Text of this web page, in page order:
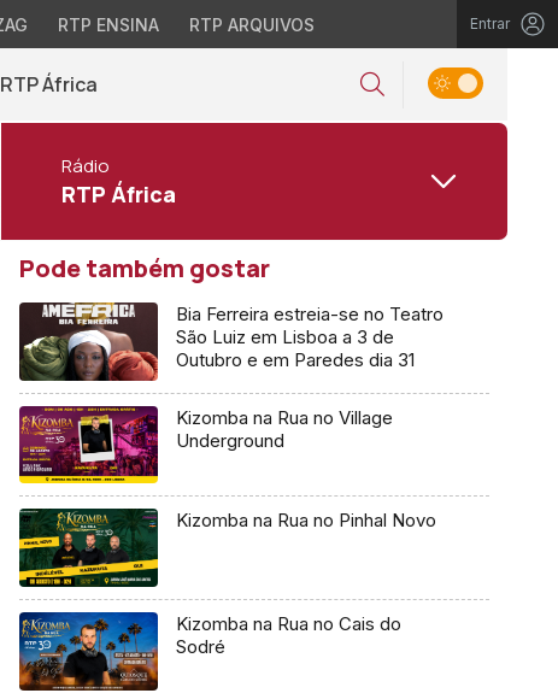
RTP ENSINA RTP ARQUIVOS Entrar
África
Rádio
RTP África
Pode também gostar
Bia Ferreira estreia-se no Teatro
São Luiz em Lisboa a 3 de
Outubro e em Paredes dia 31
Kizomba na Rua no Village
Underground
Kizomba na Rua no Pinhal Novo
Kizomba na Rua no Cais do
Sodré